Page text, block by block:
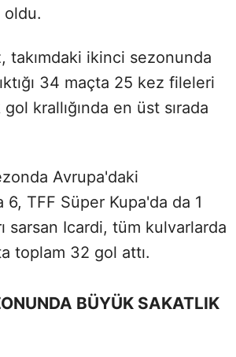
oldu.
takımdaki ikinci sezonunda
34 maçta 25 kez fileleri
krallığında en üst sırada
Avrupa'daki
6, TFF Süper Kupa'da da 1
sarsan Icardi, tüm kulvarlarda
toplam 32 gol attı.
BÜYÜK SAKATLIK